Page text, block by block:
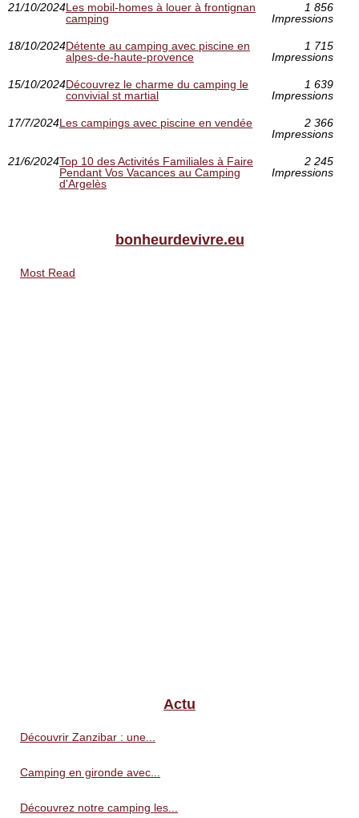
21/10/2024Les mobil-homes à louer à frontignan
camping
1 856
Impressions
18/10/2024Détente au camping avec piscine en
alpes-de-haute-provence
1 715
Impressions
15/10/2024Découvrez le charme du camping le
convivial st martial
1 639
Impressions
17/7/2024Les campings avec piscine en vendée
2 366
Impressions
21/6/2024Top 10 des Activités Familiales à Faire
Pendant Vos Vacances au Camping
d'Argelès
2 245
Impressions
bonheurdevivre.eu
Most Read
Actu
Découvrir Zanzibar : une...
Camping en gironde avec...
Découvrez notre camping les...